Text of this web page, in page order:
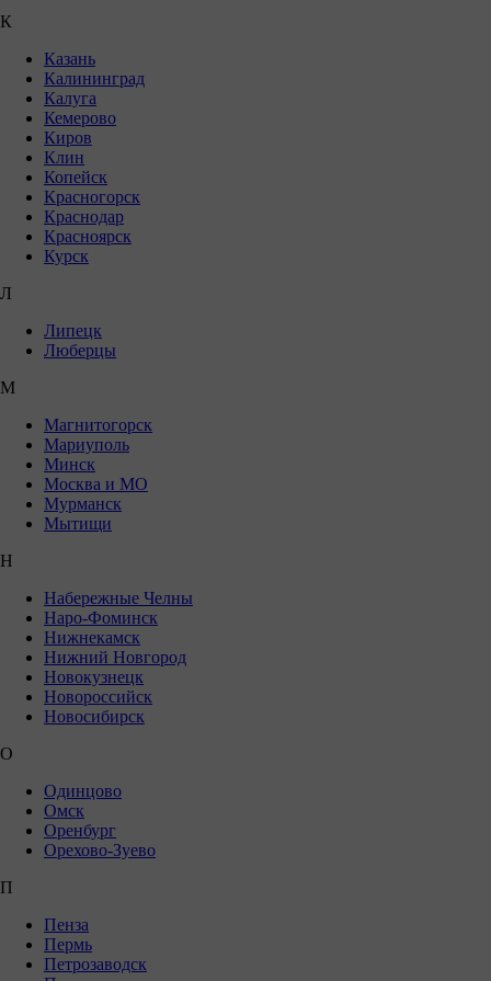
К
Казань
Калининград
Калуга
Кемерово
Киров
Клин
Копейск
Красногорск
Краснодар
Красноярск
Курск
Л
Липецк
Люберцы
М
Магнитогорск
Мариуполь
Минск
Москва и МО
Мурманск
Мытищи
Н
Набережные Челны
Наро-Фоминск
Нижнекамск
Нижний Новгород
Новокузнецк
Новороссийск
Новосибирск
О
Одинцово
Омск
Оренбург
Орехово-Зуево
П
Пенза
Пермь
Петрозаводск